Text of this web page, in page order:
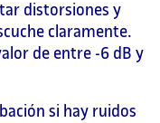
distorsiones y
claramente.
de entre -6 dB y
si hay ruidos